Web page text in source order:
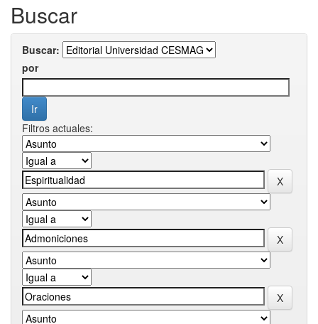
Buscar
Buscar:
por
Filtros actuales: